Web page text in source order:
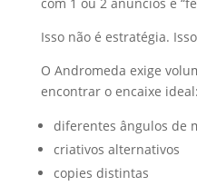
Isso não é estratégia.
O Andromeda exige
encontrar o encaixe ideal:
diferentes ângulos de
criativos alternativos
copies distintas